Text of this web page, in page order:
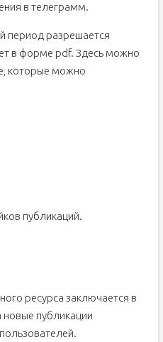
в телеграмм.
период разрешается
в форме pdf. Здесь можно
которые можно
публикаций.
ресурса заключается в
новые публикации